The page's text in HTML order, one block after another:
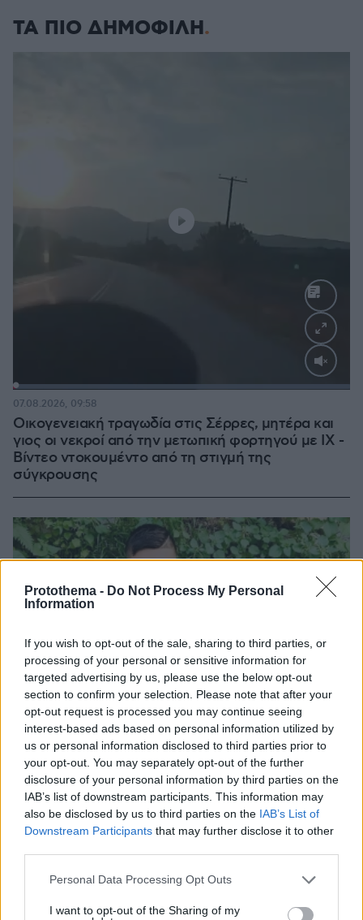
Protothema - Do Not Process My Personal
Information
If you wish to opt-out of the sale, sharing to third parties, or
processing of your personal or sensitive information for
targeted advertising by us, please use the below opt-out
section to confirm your selection. Please note that after your
opt-out request is processed you may continue seeing
interest-based ads based on personal information utilized by
us or personal information disclosed to third parties prior to
your opt-out. You may separately opt-out of the further
disclosure of your personal information by third parties on the
IAB’s list of downstream participants. This information may
also be disclosed by us to third parties on the IAB’s List of
Downstream Participants that may further disclose it to other
Please note that this website/app uses one or more Google
not limited to your visit or usage behaviour. You may click to
Personal Data Processing Opt Outs
I want to opt-out of the Sharing of my
ΤΑ ΠΙΟ ΔΗΜΟΦΙΛΗ
Loaded:
Οικογενειακή τραγωδία στις Σέρρες, μητέρα και
γιος οι νεκροί από την μετωπική φορτηγού με ΙΧ -
Βίντεο ντοκουμέντο από τη στιγμή της
σύγκρουσης
07.08.2026, 09:58
«Δεν το πιστεύουμε», λένε οι Αμερικανοί που
υιοθέτησαν τον Αφγανό στη Λέσβο - Η αρχική